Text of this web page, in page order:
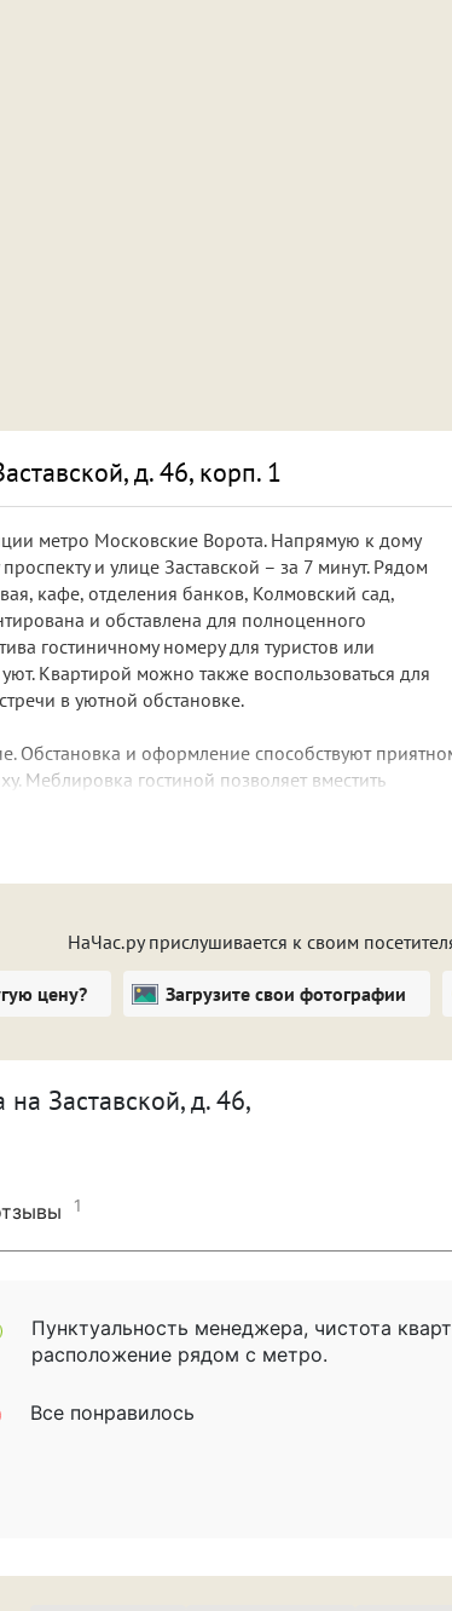
д. 46, корп. 1
метро Московские Ворота. Напрямую к дому
и улице Заставской – за 7 минут. Рядом
кафе, отделения банков, Колмовский сад,
и обставлена для полноценного
гостиничному номеру для туристов или
Квартирой можно также воспользоваться для
в уютной обстановке.
и оформление способствуют
Меблировка гостиной позволяет вместить
wi-fi. Это позволяет не отрываться от
с глобальной информационной сетью.
В наличии стиральная машина,
чайник. Для хранения продуктов и напитков
НаЧас.ру прислушивается к своим
цену? Загрузите свои фотографии
Заставской, д. 46,
1
Пунктуальность менеджера, чистота
расположение рядом с метро.
Все понравилось